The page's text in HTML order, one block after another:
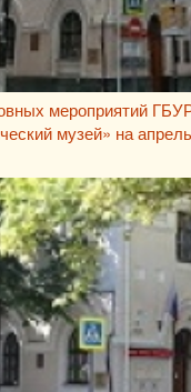
мероприятий
музей» на